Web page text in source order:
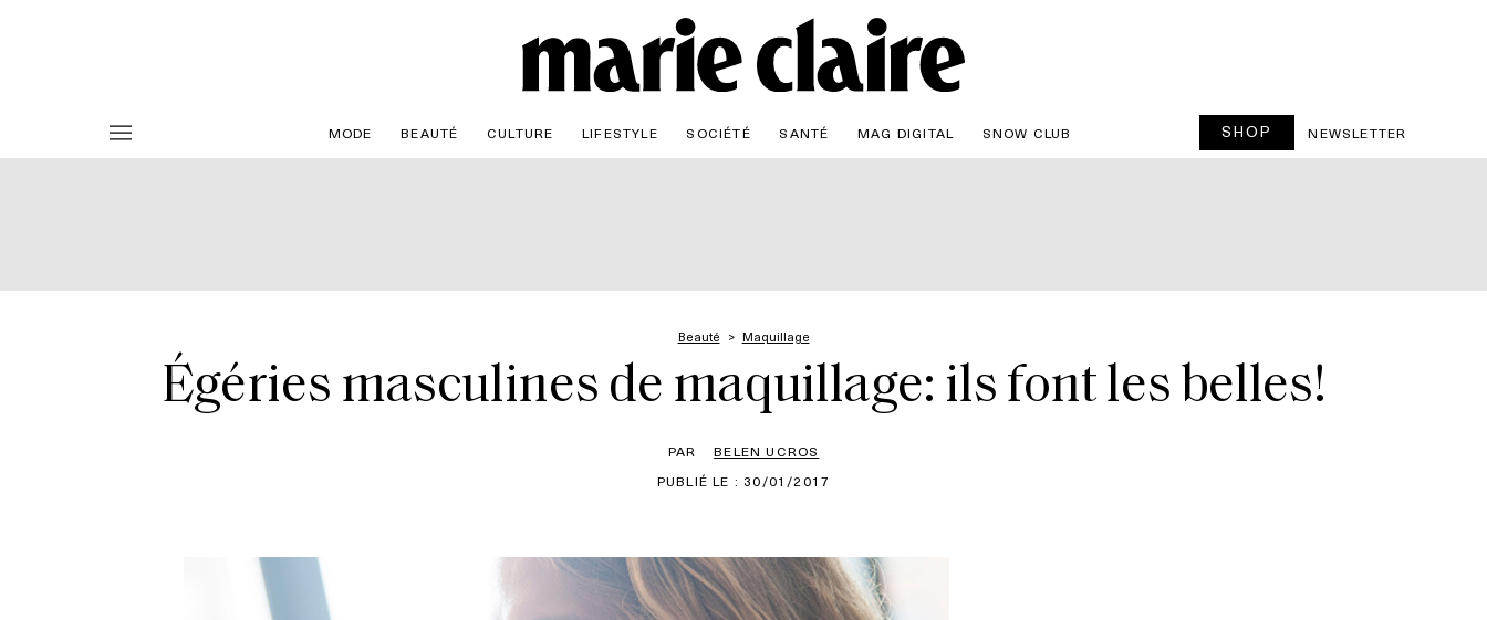
MODE BEAUTÉ CULTURE LIFESTYLE SOCIÉTÉ SANTÉ MAG DIGITAL SNOW CLUB SHOP NEWSLETTER
Beauté Maquillage
Égéries masculines de maquillage: ils font les belles!
PAR
BELEN UCROS
PUBLIÉ LE : 30/01/2017